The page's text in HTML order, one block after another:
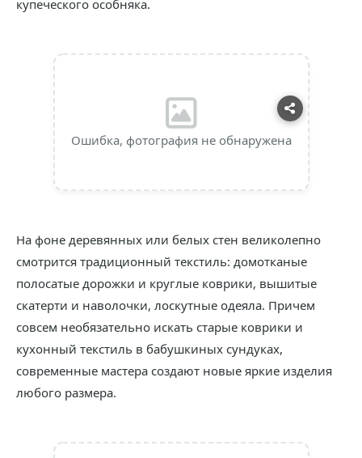
купеческого особняка.
Ошибка, фотография не обнаружена
На фоне деревянных или белых стен великолепно
смотрится традиционный текстиль: домотканые
полосатые дорожки и круглые коврики, вышитые
скатерти и наволочки, лоскутные одеяла. Причем
совсем необязательно искать старые коврики и
кухонный текстиль в бабушкиных сундуках,
современные мастера создают новые яркие изделия
любого размера.